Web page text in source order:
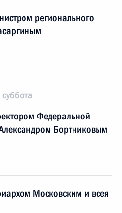
регионального
Федеральной
Бортниковым
Московским и всея